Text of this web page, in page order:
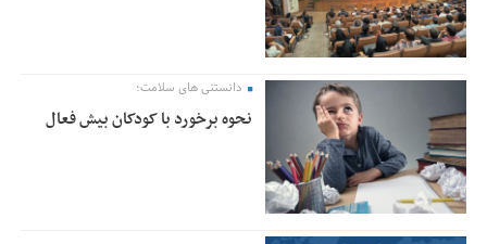
دانستنی های سلامت؛
نحوه برخورد با کودکان بیش فعال